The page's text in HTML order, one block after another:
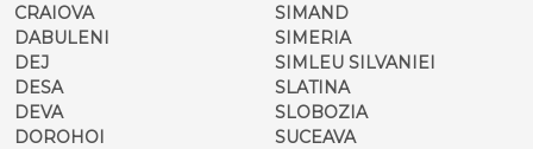
CRAIOVA
DABULENI
DEJ
DESA
DEVA
DOROHOI
SIMAND
SIMERIA
SIMLEU SILVANIEI
SLATINA
SLOBOZIA
SUCEAVA